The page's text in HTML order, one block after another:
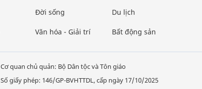
Đời sống
Văn hóa - Giải trí
Du lịch
Bất động sản
Cơ quan chủ quản: Bộ Dân tộc và Tôn giáo
Số giấy phép: 146/GP-BVHTTDL, cấp ngày 17/10/2025